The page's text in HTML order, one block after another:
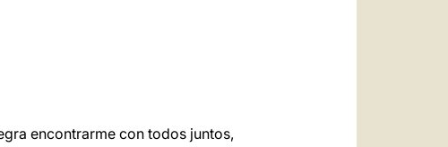
encontrarme con todos juntos,